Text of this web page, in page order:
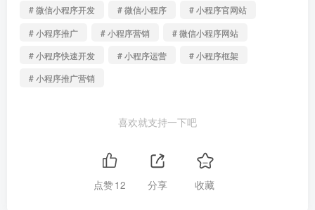
# 微信小程序开发
# 微信小程序
# 小程序官网站
# 小程序推广
# 小程序营销
# 微信小程序网站
# 小程序快速开发
# 小程序运营
# 小程序框架
# 小程序推广营销
喜欢就支持一下吧
点赞12 分享 收藏